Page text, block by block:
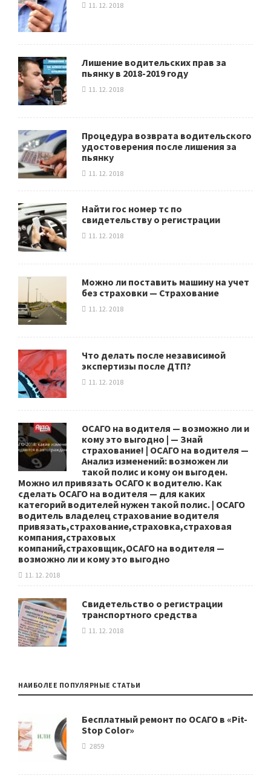
11. 12. 2018
Лишение водительских прав за
пьянку в 2018-2019 году
11. 12. 2018
Процедура возврата водительского
удостоверения после лишения за
пьянку
11. 12. 2018
Найти гос номер тс по
свидетельству о регистрации
11. 12. 2018
Можно ли поставить машину на учет
без страховки — Страхование
11. 12. 2018
Что делать после независимой
экспертизы после ДТП?
11. 12. 2018
ОСАГО на водителя — возможно ли и
кому это выгодно | — Знай
страхование! | ОСАГО на водителя —
Анализ изменений: возможен ли
такой полис и кому он выгоден.
Можно ил привязать ОСАГО к водителю. Как
сделать ОСАГО на водителя — для каких
категорий водителей нужен такой полис. | ОСАГО
водитель владелец страхование водителя
привязать,страхование,страховка,страховая
компания,страховых
компаний,страховщик,ОСАГО на водителя —
возможно ли и кому это выгодно
11. 12. 2018
Свидетельство о регистрации
транспортного средства
11. 12. 2018
НАИБОЛЕЕ ПОПУЛЯРНЫЕ СТАТЬИ
Бесплатный ремонт по ОСАГО в «Pit-
Stop Color»
2859